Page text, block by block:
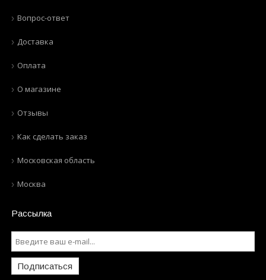
Вопрос-ответ
Доставка
Оплата
О магазине
Отзывы
Как сделать заказ
Московская область
Москва
Рассылка
Подписаться